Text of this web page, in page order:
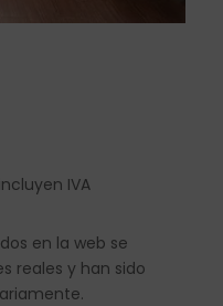
IVA
en la web se
reales y han sido